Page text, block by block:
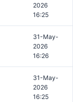
2026
16:25
31-May-
2026
16:26
31-May-
2026
16:25